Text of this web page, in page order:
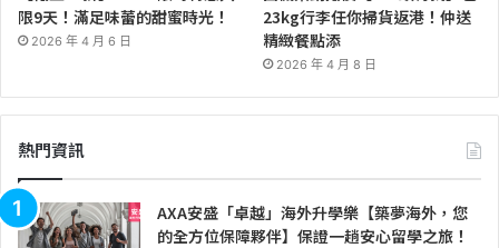
限9天！滿足味蕾的甜蜜時光！
2026 年 4 月 6 日
23kg行李任你掃貨返港！仲送
精緻餐點添
2026 年 4 月 8 日
熱門資訊
AXA安盛「卓越」海外升學樂【築夢海外，您
的全方位保障夥伴】保證一趟安心留學之旅！